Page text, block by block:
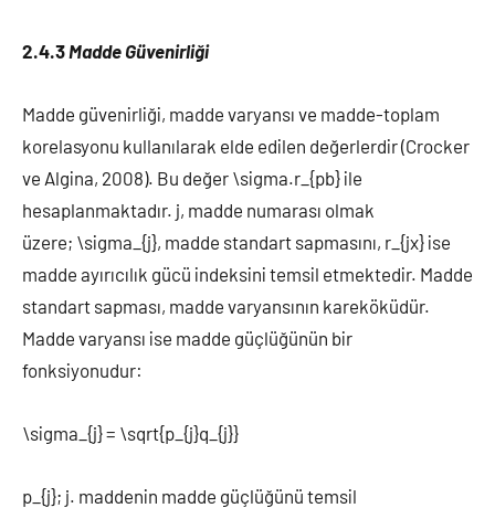
2.4.3Madde Güvenirliği
Madde güvenirliği, madde varyansı ve madde-toplam
korelasyonu kullanılarak elde edilen değerlerdir (Crocker
ve Algina, 2008). Bu değer \sigma.r_{pb} ile
hesaplanmaktadır. j, madde numarası olmak
üzere; \sigma_{j}, madde standart sapmasını, r_{jx} ise
madde ayırıcılık gücü indeksini temsil etmektedir. Madde
standart sapması, madde varyansının kareköküdür.
Madde varyansı ise madde güçlüğünün bir
fonksiyonudur:
\sigma_{j} = \sqrt{p_{j}q_{j}}
p_{j}; j. maddenin madde güçlüğünü temsil